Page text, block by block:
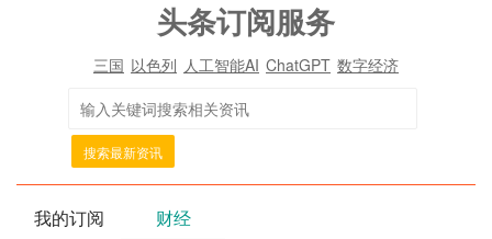
头条订阅服务
三国 以色列 人工智能AI ChatGPT 数字经济
搜索最新资讯
我的订阅 财经